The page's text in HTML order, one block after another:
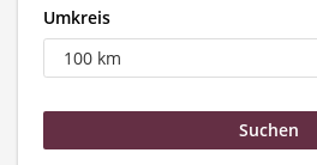
Umkreis